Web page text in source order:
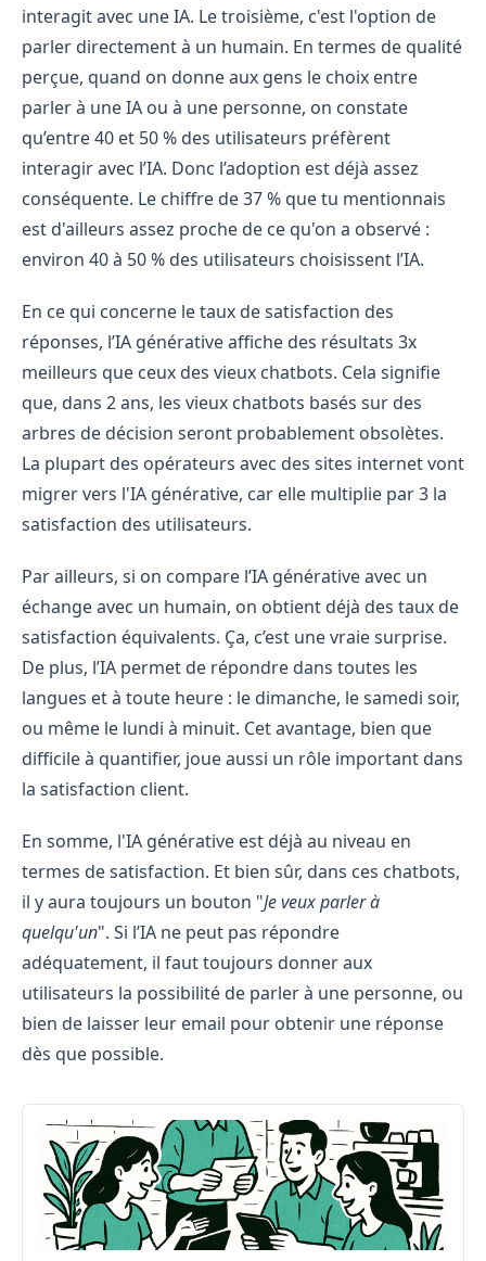
interagit avec une IA. Le troisième, c'est l'option de
parler directement à un humain. En termes de qualité
perçue, quand on donne aux gens le choix entre
parler à une IA ou à une personne, on constate
qu’entre 40 et 50 % des utilisateurs préfèrent
interagir avec l’IA. Donc l’adoption est déjà assez
conséquente. Le chiffre de 37 % que tu mentionnais
est d'ailleurs assez proche de ce qu'on a observé :
environ 40 à 50 % des utilisateurs choisissent l’IA.
En ce qui concerne le taux de satisfaction des
réponses, l’IA générative affiche des résultats 3x
meilleurs que ceux des vieux chatbots. Cela signifie
que, dans 2 ans, les vieux chatbots basés sur des
arbres de décision seront probablement obsolètes.
La plupart des opérateurs avec des sites internet vont
migrer vers l'IA générative, car elle multiplie par 3 la
satisfaction des utilisateurs.
Par ailleurs, si on compare l’IA générative avec un
échange avec un humain, on obtient déjà des taux de
satisfaction équivalents. Ça, c’est une vraie surprise.
De plus, l’IA permet de répondre dans toutes les
langues et à toute heure : le dimanche, le samedi soir,
ou même le lundi à minuit. Cet avantage, bien que
difficile à quantifier, joue aussi un rôle important dans
la satisfaction client.
En somme, l'IA générative est déjà au niveau en
termes de satisfaction. Et bien sûr, dans ces chatbots,
il y aura toujours un bouton "Je veux parler à
quelqu'un". Si l’IA ne peut pas répondre
adéquatement, il faut toujours donner aux
utilisateurs la possibilité de parler à une personne, ou
bien de laisser leur email pour obtenir une réponse
dès que possible.